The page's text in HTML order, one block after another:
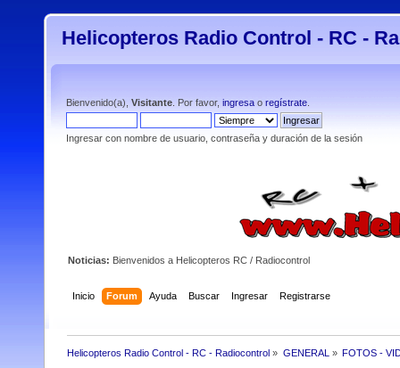
Helicopteros Radio Control - RC -
Bienvenido(a), Visitante . Por favor, ingresa o regístrate
Ingresar con nombre de usuario, contraseña y duración de la sesión
Noticias: Bienvenidos a Helicopteros RC / Radiocontrol
Inicio Forum Ayuda Buscar Ingresar Registrarse
Helicopteros Radio Control - RC - Radiocontrol » GENERAL » FOTOS -